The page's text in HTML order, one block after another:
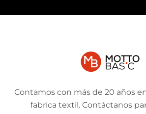
Contamos con más de 20 años
fabrica textil. Contáctanos